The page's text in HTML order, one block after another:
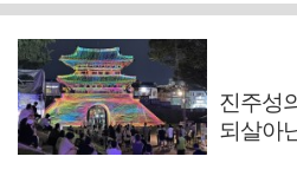
진주성
되살아